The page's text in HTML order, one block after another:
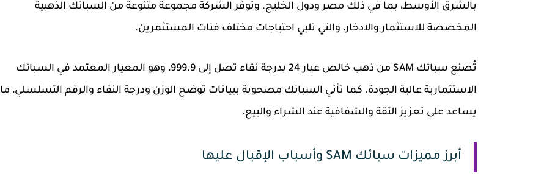
بالشرق الأوسط، بما في ذلك مصر ودول الخليج. وتوفر الشركة مجموعة متنوعة من السبائك الذهبية
المخصصة للاستثمار والادخار، والتي تلبي احتياجات مختلف فئات المستثمرين.
تُصنع سبائك SAM من ذهب خالص عيار 24 بدرجة نقاء تصل إلى 999.9، وهو المعيار المعتمد في السبائك
الاستثمارية عالية الجودة. كما تأتي السبائك مصحوبة ببيانات توضح الوزن ودرجة النقاء والرقم التسلسلي، ما
يساعد على تعزيز الثقة والشفافية عند الشراء والبيع.
أبرز مميزات سبائك SAM وأسباب الإقبال عليها